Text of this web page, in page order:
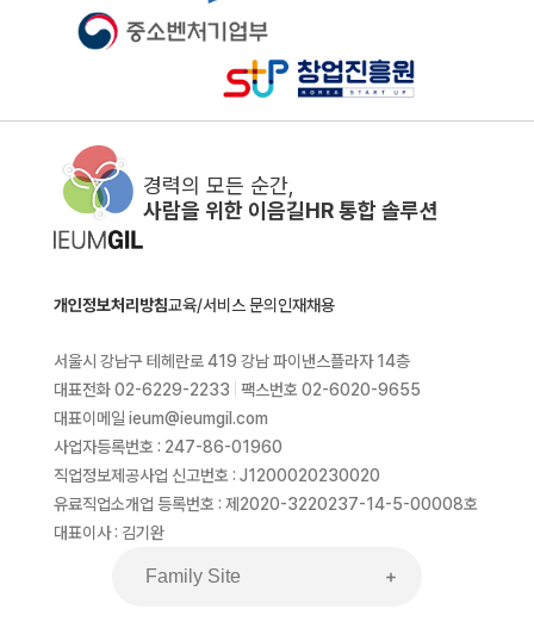
경력의 모든 순간,
사람을 위한 이음길HR 통합 솔루션
개인정보처리방침교육/서비스 문의 인재채용
서울시 강남구 테헤란로 419 강남 파이낸스플라자 14층
대표전화 02-6229-2233
팩스번호 02-6020-9655
대표이메일 ieum@ieumgil.com
사업자등록번호 : 247-86-01960
직업정보제공사업 신고번호 : J1200020230020
유료직업소개업 등록번호 : 제2020-3220237-14-5-00008호
대표이사 : 김기완